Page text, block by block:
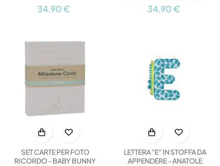
34,90 € 34,90 €
SET CARTE PER FOTO
RICORDO - BABY BUNNY
LETTERA "E" IN STOFFA DA
APPENDERE - ANATOLE